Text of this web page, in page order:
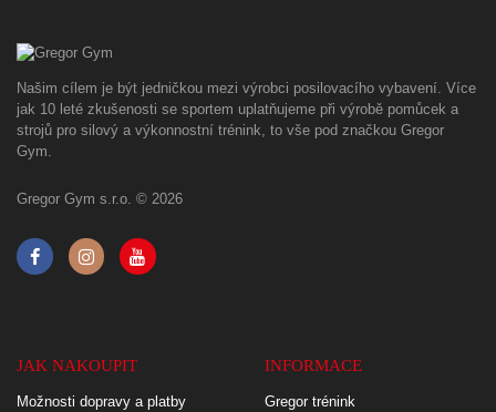
Našim cílem je být jedničkou mezi výrobci posilovacího vybavení. Více
jak 10 leté zkušenosti se sportem uplatňujeme při výrobě pomůcek a
strojů pro silový a výkonnostní trénink, to vše pod značkou Gregor
Gym.
Gregor Gym s.r.o. © 2026
JAK NAKOUPIT
Možnosti dopravy a platby
INFORMACE
Gregor trénink